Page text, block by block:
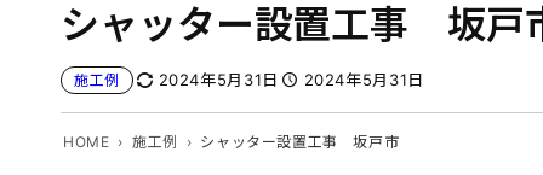
シャッター設置工事 坂戸
施工例 2024年5月31日 2024年5月31日
HOME 施工例 シャッター設置工事 坂戸市